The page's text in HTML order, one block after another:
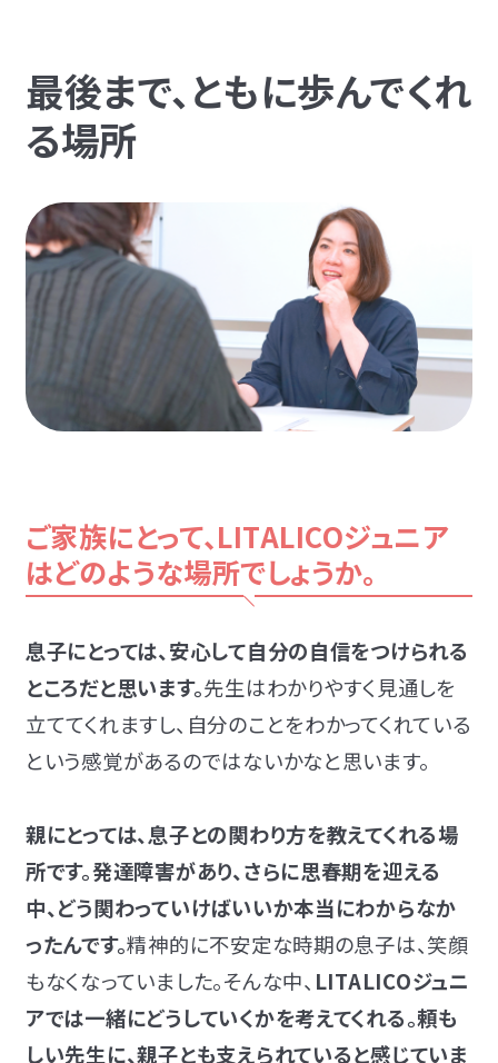
最後まで、ともに歩んでくれ
る場所
ご家族にとって、LITALICOジュニア
はどのような場所でしょうか。
息子にとっては、安心して自分の自信をつけられる
ところだと思います。先生はわかりやすく見通しを
立ててくれますし、自分のことをわかってくれている
という感覚があるのではないかなと思います。
親にとっては、息子との関わり方を教えてくれる場
所です。発達障害があり、さらに思春期を迎える
中、どう関わっていけばいいか本当にわからなか
ったんです。精神的に不安定な時期の息子は、笑顔
もなくなっていました。そんな中、 LITALICOジュニ
アでは一緒にどうしていくかを考えてくれる。頼も
しい先生に、親子とも支えられていると感じていま